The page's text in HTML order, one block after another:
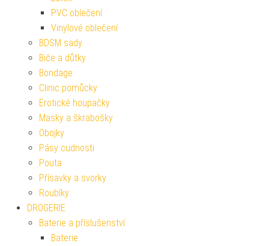
PVC oblečení
Vinylové oblečení
BDSM sady
Biče a důtky
Bondage
Clinic pomůcky
Erotické houpačky
Masky a škrabošky
Obojky
Pásy cudnosti
Pouta
Přísavky a svorky
Roubíky
DROGERIE
Baterie a příslušenství
Baterie